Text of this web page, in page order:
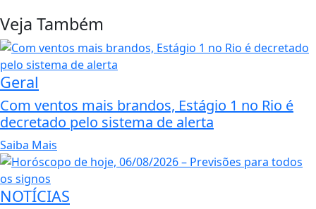
Veja Também
Geral
Com ventos mais brandos, Estágio 1 no Rio é
decretado pelo sistema de alerta
Saiba Mais
NOTÍCIAS